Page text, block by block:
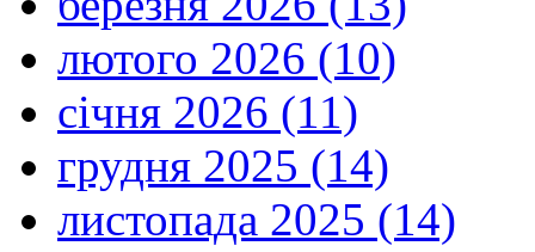
лютого 2026 (10)
січня 2026 (11)
грудня 2025 (14)
листопада 2025 (14)